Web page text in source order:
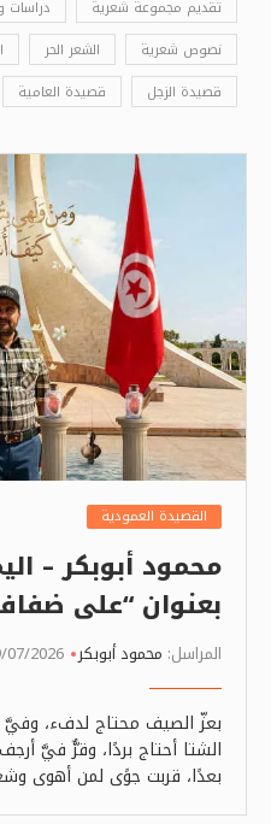
تقديم مجموعة شعرية
دراسات
نصوص شعرية
الشعر الحر
قصيدة الزجل
قصيدة العامية
القصيدة العمودية
محمود أبوبكر –
بعنوان “على
المراسل: محمود أبوبكر 07/2026
بعزّ الصيف محتاج لدفء،
الشتا أحتاج بردًا، وقرٌّ فيَّ
بعدًا، قربت جوًى لمن أهوى